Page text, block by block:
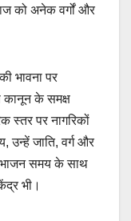
को अनेक वर्गों और
भावना पर
कानून के समक्ष
स्तर पर नागरिकों
जाति, वर्ग और
समय के साथ
भी।